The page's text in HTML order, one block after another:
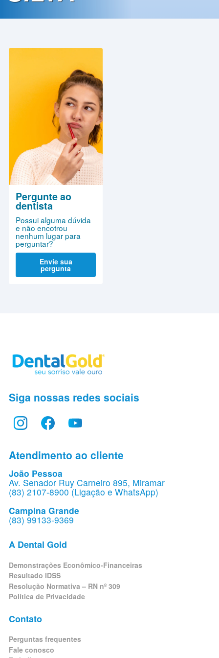
de
Pergunte ao
dentista
Possui alguma dúvida
e não encotrou
nenhum lugar para
perguntar?
Envie sua
pergunta
Siga nossas redes sociais
Atendimento ao cliente
João Pessoa
Av. Senador Ruy Carneiro 895, Miramar
(83) 2107-8900 (Ligação e WhatsApp)
Campina Grande
(83) 99133-9369
A Dental Gold
Demonstrações Econômico-Financeiras
Resultado IDSS
Resolução Normativa – RN nº 309
Política de Privacidade
Contato
Perguntas frequentes
Fale conosco